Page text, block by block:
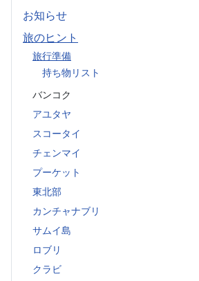
お知らせ
旅のヒント
旅行準備
持ち物リスト
バンコク
アユタヤ
スコータイ
チェンマイ
プーケット
東北部
カンチャナブリ
サムイ島
ロブリ
クラビ